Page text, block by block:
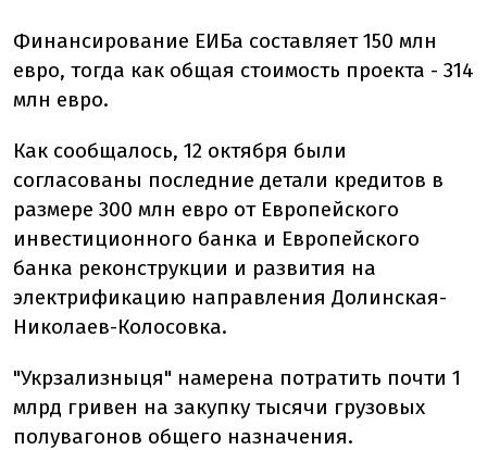
Финансирование ЕИБа составляет 150 млн
евро, тогда как общая стоимость проекта - 314
млн евро.
Как сообщалось, 12 октября были
согласованы последние детали кредитов в
размере 300 млн евро от Европейского
инвестиционного банка и Европейского
банка реконструкции и развития на
электрификацию направления Долинская-
Николаев-Колосовка.
"Укрзализныця" намерена потратить почти 1
млрд гривен на закупку тысячи грузовых
полувагонов общего назначения.